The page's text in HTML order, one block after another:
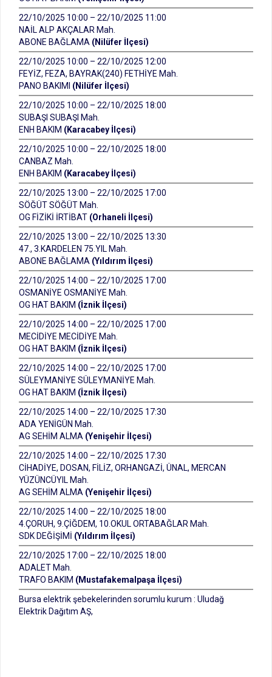
22/10/2025 10:00 – 22/10/2025 11:00
NAİL ALP AKÇALAR Mah.
ABONE BAĞLAMA (Nilüfer İlçesi)
22/10/2025 10:00 – 22/10/2025 12:00
FEYİZ, FEZA, BAYRAK(240) FETHİYE Mah.
PANO BAKIMI (Nilüfer İlçesi)
22/10/2025 10:00 – 22/10/2025 18:00
SUBAŞI SUBAŞI Mah.
ENH BAKIM (Karacabey İlçesi)
22/10/2025 10:00 – 22/10/2025 18:00
CANBAZ Mah.
ENH BAKIM (Karacabey İlçesi)
22/10/2025 13:00 – 22/10/2025 17:00
SÖĞÜT SÖĞÜT Mah.
OG FİZİKİ İRTİBAT (Orhaneli İlçesi)
22/10/2025 13:00 – 22/10/2025 13:30
47., 3.KARDELEN 75.YIL Mah.
ABONE BAĞLAMA (Yıldırım İlçesi)
22/10/2025 14:00 – 22/10/2025 17:00
OSMANİYE OSMANİYE Mah.
OG HAT BAKIM (İznik İlçesi)
22/10/2025 14:00 – 22/10/2025 17:00
MECİDİYE MECİDİYE Mah.
OG HAT BAKIM (İznik İlçesi)
22/10/2025 14:00 – 22/10/2025 17:00
SÜLEYMANİYE SÜLEYMANİYE Mah.
OG HAT BAKIM (İznik İlçesi)
22/10/2025 14:00 – 22/10/2025 17:30
ADA YENİGÜN Mah.
AG SEHİM ALMA (Yenişehir İlçesi)
22/10/2025 14:00 – 22/10/2025 17:30
CİHADİYE, DOSAN, FİLİZ, ORHANGAZİ, ÜNAL, MERCAN
YÜZÜNCÜYIL Mah.
AG SEHİM ALMA (Yenişehir İlçesi)
22/10/2025 14:00 – 22/10/2025 18:00
4.ÇORUH, 9.ÇİĞDEM, 10.OKUL ORTABAĞLAR Mah.
SDK DEĞİŞİMİ (Yıldırım İlçesi)
22/10/2025 17:00 – 22/10/2025 18:00
ADALET Mah.
TRAFO BAKIM (Mustafakemalpaşa İlçesi)
Bursa elektrik şebekelerinden sorumlu kurum : Uludağ
Elektrik Dağıtım AŞ,